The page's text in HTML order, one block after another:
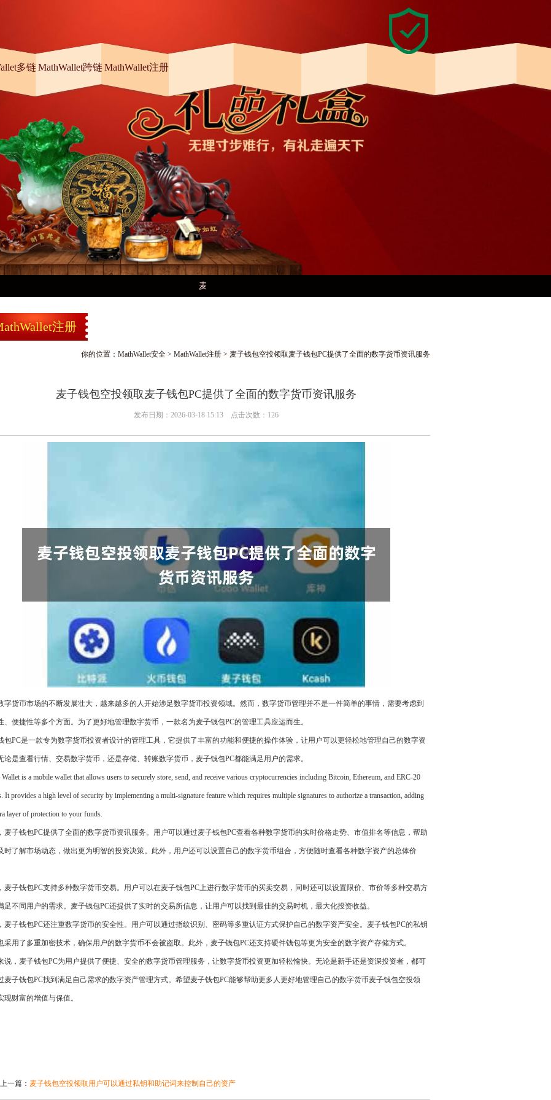
多链 MathWallet跨链 MathWallet注册
麦子钱包空投领取麦子钱包PC提供了全面的数字货币资讯服务
注册
你的位置： MathWallet安全 > MathWallet注册 > 麦子钱包空投领取麦子钱包PC提供了全面的数字货币资讯服务
麦子钱包空投领取麦子钱包PC提供了全面的数字货币资讯服务
发布日期：2026-03-18 15:13 点击次数：126
字货币市场的不断发展壮大，越来越多的人开始涉足数字货币投资领域。然而，数字货币管理并不是一件简单的事情，需要考虑到
、便捷性等多个方面。为了更好地管理数字货币，一款名为麦子钱包PC的管理工具应运而生。
包PC是一款专为数字货币投资者设计的管理工具，它提供了丰富的功能和便捷的操作体验，让用户可以更轻松地管理自己的数字资
论是查看行情、交易数字货币，还是存储、转账数字货币，麦子钱包PC都能满足用户的需求。
is a mobile wallet that allows users to securely store, send, and receive various cryptocurrencies including Bitcoin, Ethereum, and ERC-20
It provides a high level of security by implementing a multi-signature feature which requires multiple signatures to authorize a transaction, adding
layer of protection to your funds.
麦子钱包PC提供了全面的数字货币资讯服务。用户可以通过麦子钱包PC查看各种数字货币的实时价格走势、市值排名等信息，帮助
时了解市场动态，做出更为明智的投资决策。此外，用户还可以设置自己的数字货币组合，方便随时查看各种数字资产的总体价
麦子钱包PC支持多种数字货币交易。用户可以在麦子钱包PC上进行数字货币的买卖交易，同时还可以设置限价、市价等多种交易方
足不同用户的需求。麦子钱包PC还提供了实时的交易所信息，让用户可以找到最佳的交易时机，最大化投资收益。
麦子钱包PC还注重数字货币的安全性。用户可以通过指纹识别、密码等多重认证方式保护自己的数字资产安全。麦子钱包PC的私钥
采用了多重加密技术，确保用户的数字货币不会被盗取。此外，麦子钱包PC还支持硬件钱包等更为安全的数字资产存储方式。
说，麦子钱包PC为用户提供了便捷、安全的数字货币管理服务，让数字货币投资更加轻松愉快。无论是新手还是资深投资者，都可
麦子钱包PC找到满足自己需求的数字资产管理方式。希望麦子钱包PC能够帮助更多人更好地管理自己的数字货币麦子钱包空投领
现财富的增值与保值。
上一篇： 麦子钱包空投领取用户可以通过私钥和助记词来控制自己的资产